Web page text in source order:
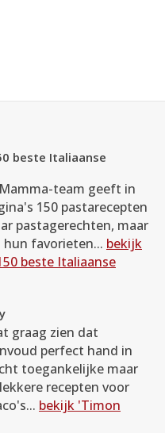
beste Italiaanse
team geeft in
150 pastarecepten
pastagerechten, maar
hun favorieten... bekijk
beste Italiaanse
graag zien dat
perfect hand in
toegankelijke maar
recepten voor
bekijk 'Timon